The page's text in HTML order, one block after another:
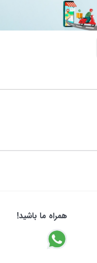
همراه ما باشید!